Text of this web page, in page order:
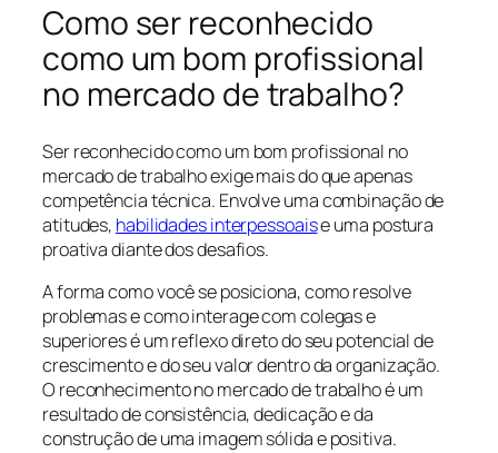
Como ser reconhecido
como um bom profissional
no mercado de trabalho?
Ser reconhecido como um bom profissional no
mercado de trabalho exige mais do que apenas
competência técnica. Envolve uma combinação de
atitudes, habilidades interpessoaise uma postura
proativa diante dos desafios.
A forma como você se posiciona, como resolve
problemas e como interage com colegas e
superiores é um reflexo direto do seu potencial de
crescimento e do seu valor dentro da organização.
O reconhecimento no mercado de trabalho é um
resultado de consistência, dedicação e da
construção de uma imagem sólida e positiva.